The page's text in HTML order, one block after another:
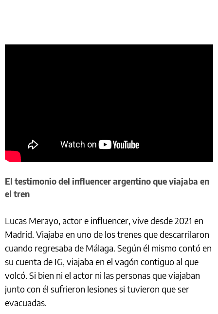
El testimonio del influencer argentino que viajaba en
el tren
Lucas Merayo, actor e influencer, vive desde 2021 en
Madrid. Viajaba en uno de los trenes que descarrilaron
cuando regresaba de Málaga. Según él mismo contó en
su cuenta de IG, viajaba en el vagón contiguo al que
volcó. Si bien ni el actor ni las personas que viajaban
junto con él sufrieron lesiones si tuvieron que ser
evacuadas.